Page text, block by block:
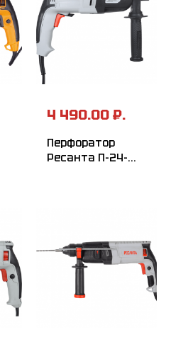
4 490.00 ₽.
Перфоратор
Ресанта П-24-